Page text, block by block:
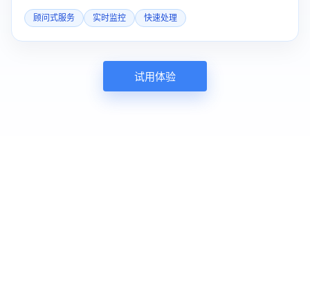
顾问式服务 实时监控 快速处理
试用体验